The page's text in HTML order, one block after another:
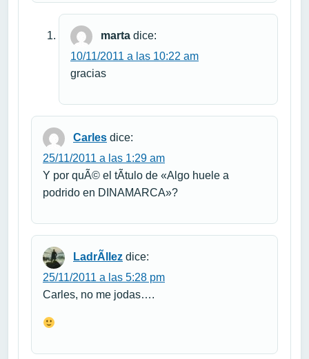
marta dice:
10/11/2011 a las 10:22 am
gracias
Carles dice:
25/11/2011 a las 1:29 am
Y por quÃ© el tÃ­tulo de «Algo huele a
podrido en DINAMARCA»?
LadrÃ­llez dice:
25/11/2011 a las 5:28 pm
Carles, no me jodas….